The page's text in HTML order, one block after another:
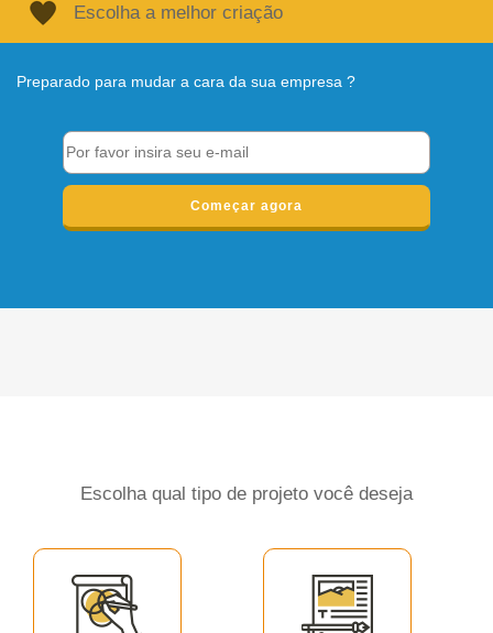
Escolha a melhor criação
Preparado para mudar a cara da sua empresa ?
Começar agora
Escolha qual tipo de projeto você deseja